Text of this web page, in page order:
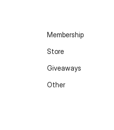
Membership
Store
Giveaways
Other